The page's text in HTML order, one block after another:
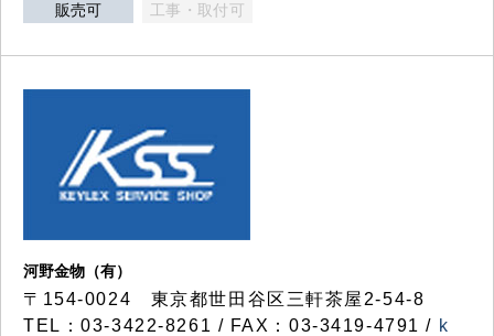
販売可 工事・取付可
河野金物（有）
〒154-0024 東京都世田谷区三軒茶屋2-54-8
TEL：03-3422-8261 / FAX：03-3419-4791 / k